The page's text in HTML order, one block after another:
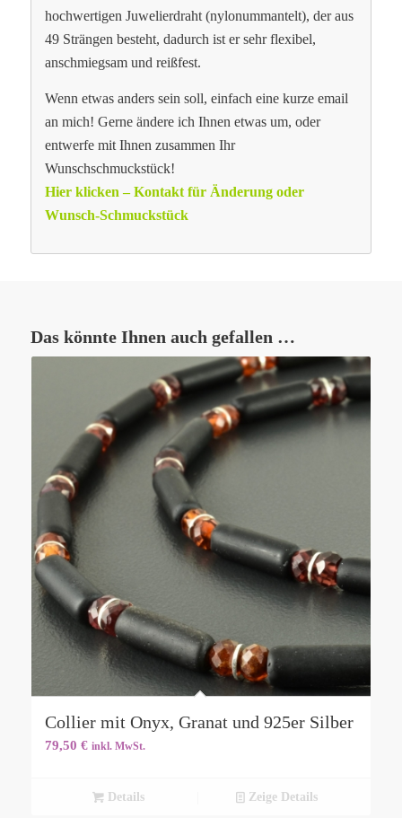
hochwertigen Juwelierdraht (nylonummantelt), der aus
49 Strängen besteht, dadurch ist er sehr flexibel,
anschmiegsam und reißfest.
Wenn etwas anders sein soll, einfach eine kurze email
an mich! Gerne ändere ich Ihnen etwas um, oder
entwerfe mit Ihnen zusammen Ihr
Wunschschmuckstück!
Hier klicken – Kontakt für Änderung oder
Wunsch-Schmuckstück
Das könnte Ihnen auch gefallen …
Collier mit Onyx, Granat und 925er Silber
79,50 € inkl. MwSt.
Details Zeige Details